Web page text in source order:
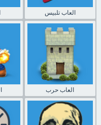
العاب تلبيس
العاب حرب